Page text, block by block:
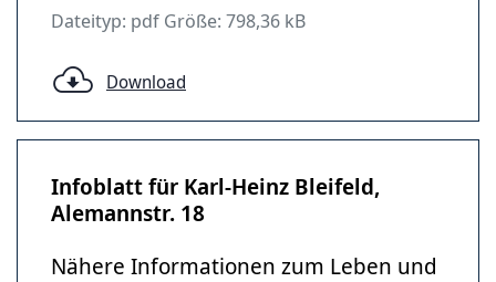
Dateityp: pdf Größe: 798,36 kB
Download
Infoblatt für Karl-Heinz Bleifeld,
Alemannstr. 18
Nähere Informationen zum Leben und